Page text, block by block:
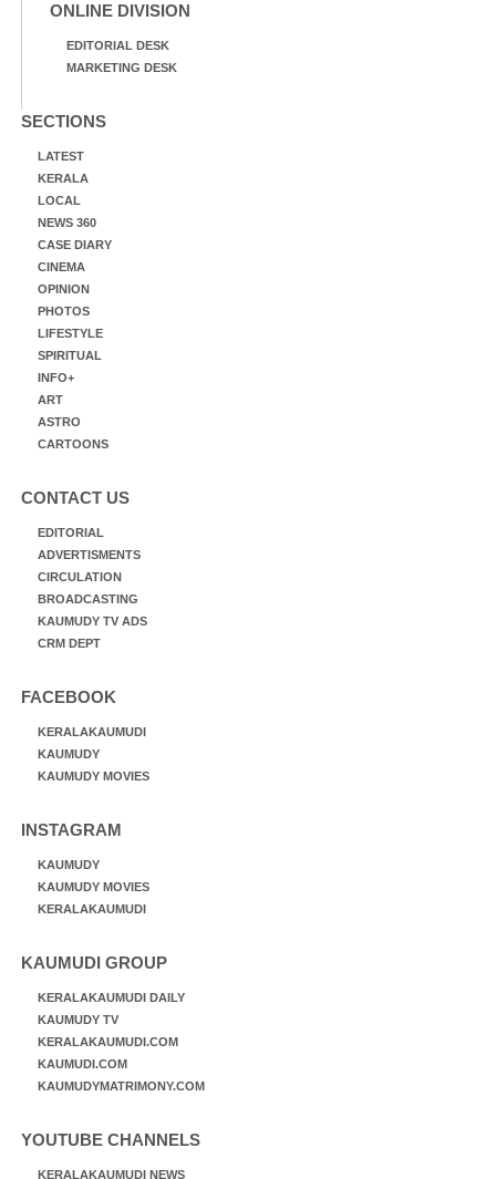
ONLINE DIVISION
EDITORIAL DESK
MARKETING DESK
SECTIONS
LATEST
KERALA
LOCAL
NEWS 360
CASE DIARY
CINEMA
OPINION
PHOTOS
LIFESTYLE
SPIRITUAL
INFO+
ART
ASTRO
CARTOONS
CONTACT US
EDITORIAL
ADVERTISMENTS
CIRCULATION
BROADCASTING
KAUMUDY TV ADS
CRM DEPT
FACEBOOK
KERALAKAUMUDI
KAUMUDY
KAUMUDY MOVIES
INSTAGRAM
KAUMUDY
KAUMUDY MOVIES
KERALAKAUMUDI
KAUMUDI GROUP
KERALAKAUMUDI DAILY
KAUMUDY TV
KERALAKAUMUDI.COM
KAUMUDI.COM
KAUMUDYMATRIMONY.COM
YOUTUBE CHANNELS
KERALAKAUMUDI NEWS